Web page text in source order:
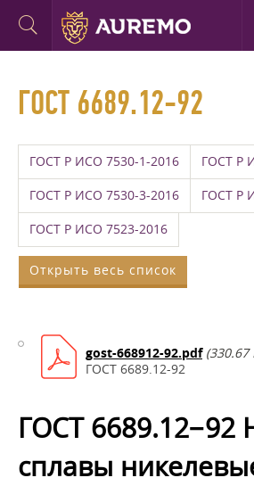
ГОСТ 6689.12-92
ГОСТ Р ИСО 7530-1-2016 ГОСТ Р
ГОСТ Р ИСО 7530-3-2016 ГОСТ Р
ГОСТ Р ИСО 7523-2016
Открыть весь список
gost-668912-92.pdf (330.67
ГОСТ 6689.12-92
ГОСТ 6689.12−92
сплавы